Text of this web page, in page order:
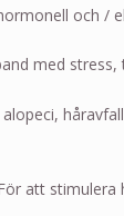
och /
med
att